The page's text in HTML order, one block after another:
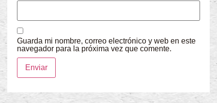
Guarda mi nombre, correo electrónico y web en este
navegador para la próxima vez que comente.